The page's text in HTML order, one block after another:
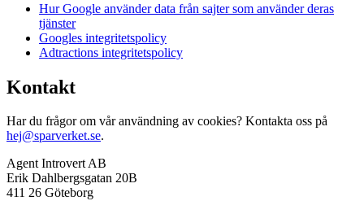
Hur Google använder data från sajter som använder deras
tjänster
Googles integritetspolicy
Adtractions integritetspolicy
Kontakt
Har du frågor om vår användning av cookies? Kontakta oss på
hej@sparverket.se.
Agent Introvert AB
Erik Dahlbergsgatan 20B
411 26 Göteborg